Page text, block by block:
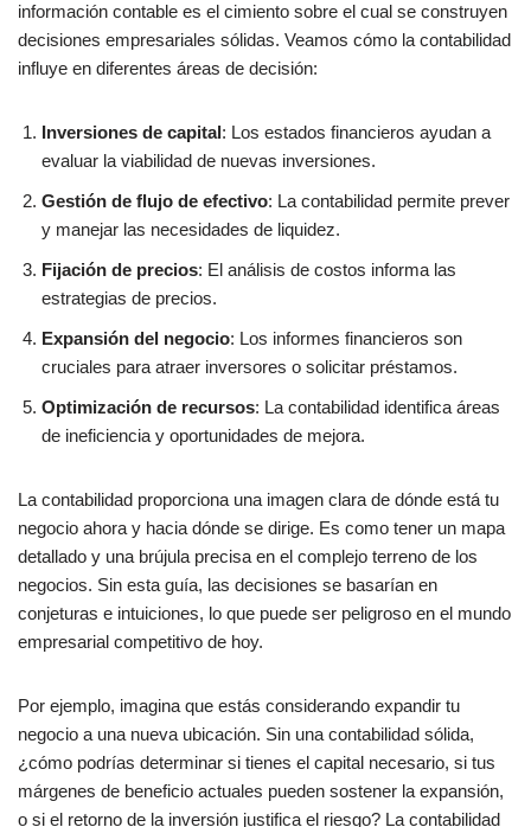
información contable es el cimiento sobre el cual se construyen
decisiones empresariales sólidas. Veamos cómo la contabilidad
influye en diferentes áreas de decisión:
Inversiones de capital: Los estados financieros ayudan a
evaluar la viabilidad de nuevas inversiones.
Gestión de flujo de efectivo: La contabilidad permite prever
y manejar las necesidades de liquidez.
Fijación de precios: El análisis de costos informa las
estrategias de precios.
Expansión del negocio: Los informes financieros son
cruciales para atraer inversores o solicitar préstamos.
Optimización de recursos: La contabilidad identifica áreas
de ineficiencia y oportunidades de mejora.
La contabilidad proporciona una imagen clara de dónde está tu
negocio ahora y hacia dónde se dirige. Es como tener un mapa
detallado y una brújula precisa en el complejo terreno de los
negocios. Sin esta guía, las decisiones se basarían en
conjeturas e intuiciones, lo que puede ser peligroso en el mundo
empresarial competitivo de hoy.
Por ejemplo, imagina que estás considerando expandir tu
negocio a una nueva ubicación. Sin una contabilidad sólida,
¿cómo podrías determinar si tienes el capital necesario, si tus
márgenes de beneficio actuales pueden sostener la expansión,
o si el retorno de la inversión justifica el riesgo? La contabilidad